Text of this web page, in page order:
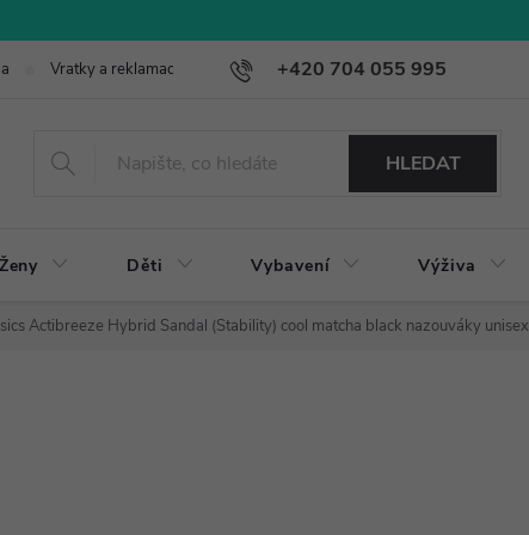
+420 704 055 995
Vratky a reklamace
HLEDAT
Ženy Děti Vybavení Výživa
Actibreeze Hybrid Sandal (Stability) cool matcha black nazouváky unisex